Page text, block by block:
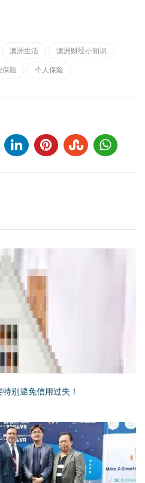
澳洲生活 澳洲财经小知识
保险 个人保险
别避免信用过失！